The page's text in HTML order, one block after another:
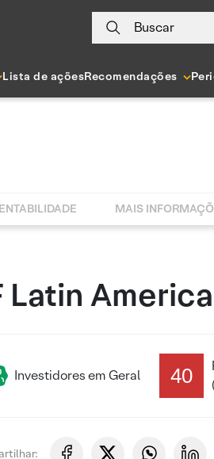
Buscar
Lista de açõesRecomendações
MAIS
Latin
Investidores em Geral 40